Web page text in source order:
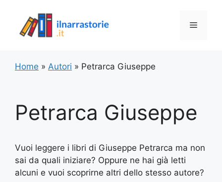
contenuto
Menu
Home » Autori » Petrarca Giuseppe
Petrarca Giuseppe
Vuoi leggere i libri di Giuseppe Petrarca ma non
sai da quali iniziare? Oppure ne hai già letti
alcuni e vuoi scoprirne altri dello stesso autore?